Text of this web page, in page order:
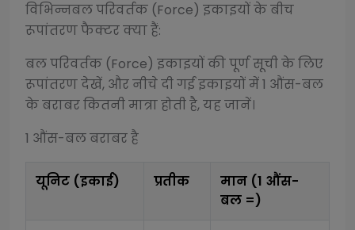
विभिन्नबल परिवर्तक (Force) इकाइयों के बीच
रूपांतरण फैक्टर क्या हैं:
बल परिवर्तक (Force) इकाइयों की पूर्ण सूची के लिए
रूपांतरण देखें, और नीचे दी गई इकाइयों में 1 औंस-बल
के बराबर कितनी मात्रा होती है, यह जानें।
1 औंस-बलबराबर है
यूनिट (इकाई) प्रतीक मान (1 औंस-
बल =)